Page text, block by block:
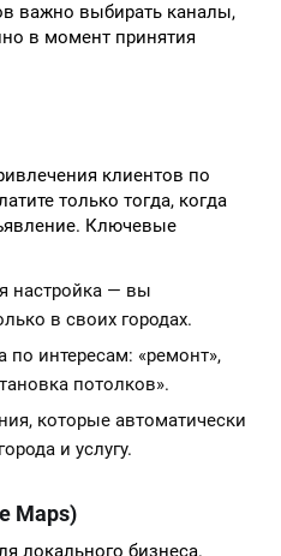
важно выбирать каналы,
в момент принятия
клиентов по
только тогда, когда
Ключевые
настройка — вы
в своих городах.
по интересам: «ремонт»,
потолков».
которые автоматически
и услугу.
Maps)
локального бизнеса.